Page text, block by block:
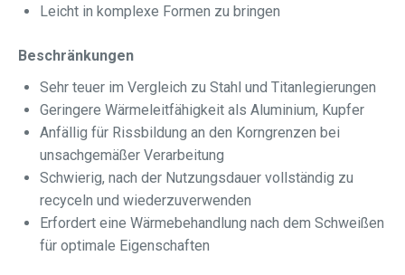
Leicht in komplexe Formen zu bringen
Beschränkungen
Sehr teuer im Vergleich zu Stahl und Titanlegierungen
Geringere Wärmeleitfähigkeit als Aluminium, Kupfer
Anfällig für Rissbildung an den Korngrenzen bei
unsachgemäßer Verarbeitung
Schwierig, nach der Nutzungsdauer vollständig zu
recyceln und wiederzuverwenden
Erfordert eine Wärmebehandlung nach dem Schweißen
für optimale Eigenschaften